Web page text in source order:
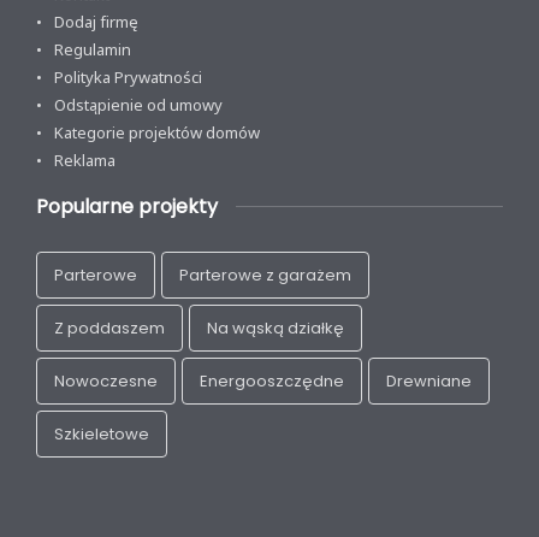
Dodaj firmę
Regulamin
Polityka Prywatności
Odstąpienie od umowy
Kategorie projektów domów
Reklama
Popularne projekty
Parterowe Parterowe z garażem
Z poddaszem Na wąską działkę
Nowoczesne Energooszczędne Drewniane
Szkieletowe